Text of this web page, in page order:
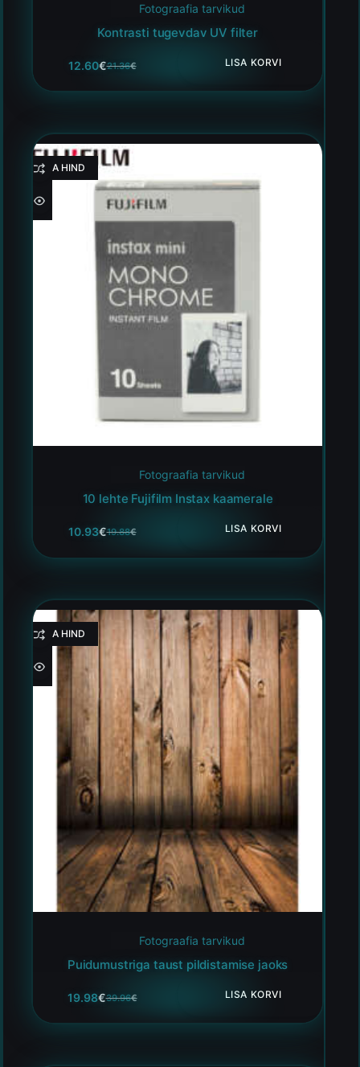
Fotograafia tarvikud
Kontrasti tugevdav UV filter
21.36€
12.60€ LISA KORVI
HEA HIND
Fotograafia tarvikud
10 lehte Fujifilm Instax kaamerale
19.88€
10.93€ LISA KORVI
HEA HIND
Fotograafia tarvikud
Puidumustriga taust pildistamise jaoks
39.96€
19.98€ LISA KORVI